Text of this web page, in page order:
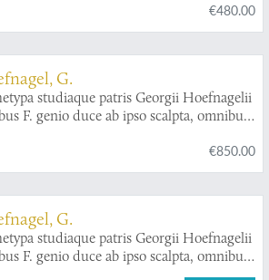
€480.00
G.
studiaque patris Georgii Hoefnagelii
F. genio duce ab ipso scalpta, omnibus
I. Chr. Weigel excudit. Plate 1.3.
€850.00
G.
studiaque patris Georgii Hoefnagelii
F. genio duce ab ipso scalpta, omnibus